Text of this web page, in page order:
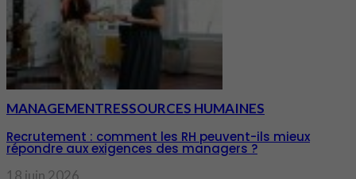
MANAGEMENTRESSOURCES HUMAINES
Recrutement : comment les RH peuvent-ils mieux
répondre aux exigences des managers ?
18 juin 2026